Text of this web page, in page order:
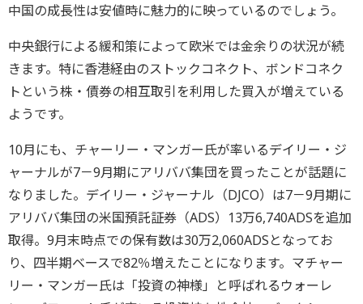
中国の成長性は安値時に魅力的に映っているのでしょう。
中央銀行による緩和策によって欧米では金余りの状況が続
きます。特に香港経由のストックコネクト、ボンドコネク
トという株・債券の相互取引を利用した買入が増えている
ようです。
10月にも、チャーリー・マンガー氏が率いるデイリー・ジ
ャーナルが7－9月期にアリババ集団を買ったことが話題に
なりました。デイリー・ジャーナル（DJCO）は7－9月期に
アリババ集団の米国預託証券（ADS）13万6,740ADSを追加
取得。9月末時点での保有数は30万2,060ADSとなってお
り、四半期ベースで82％増えたことになります。マチャー
リー・マンガー氏は「投資の神様」と呼ばれるウォーレ